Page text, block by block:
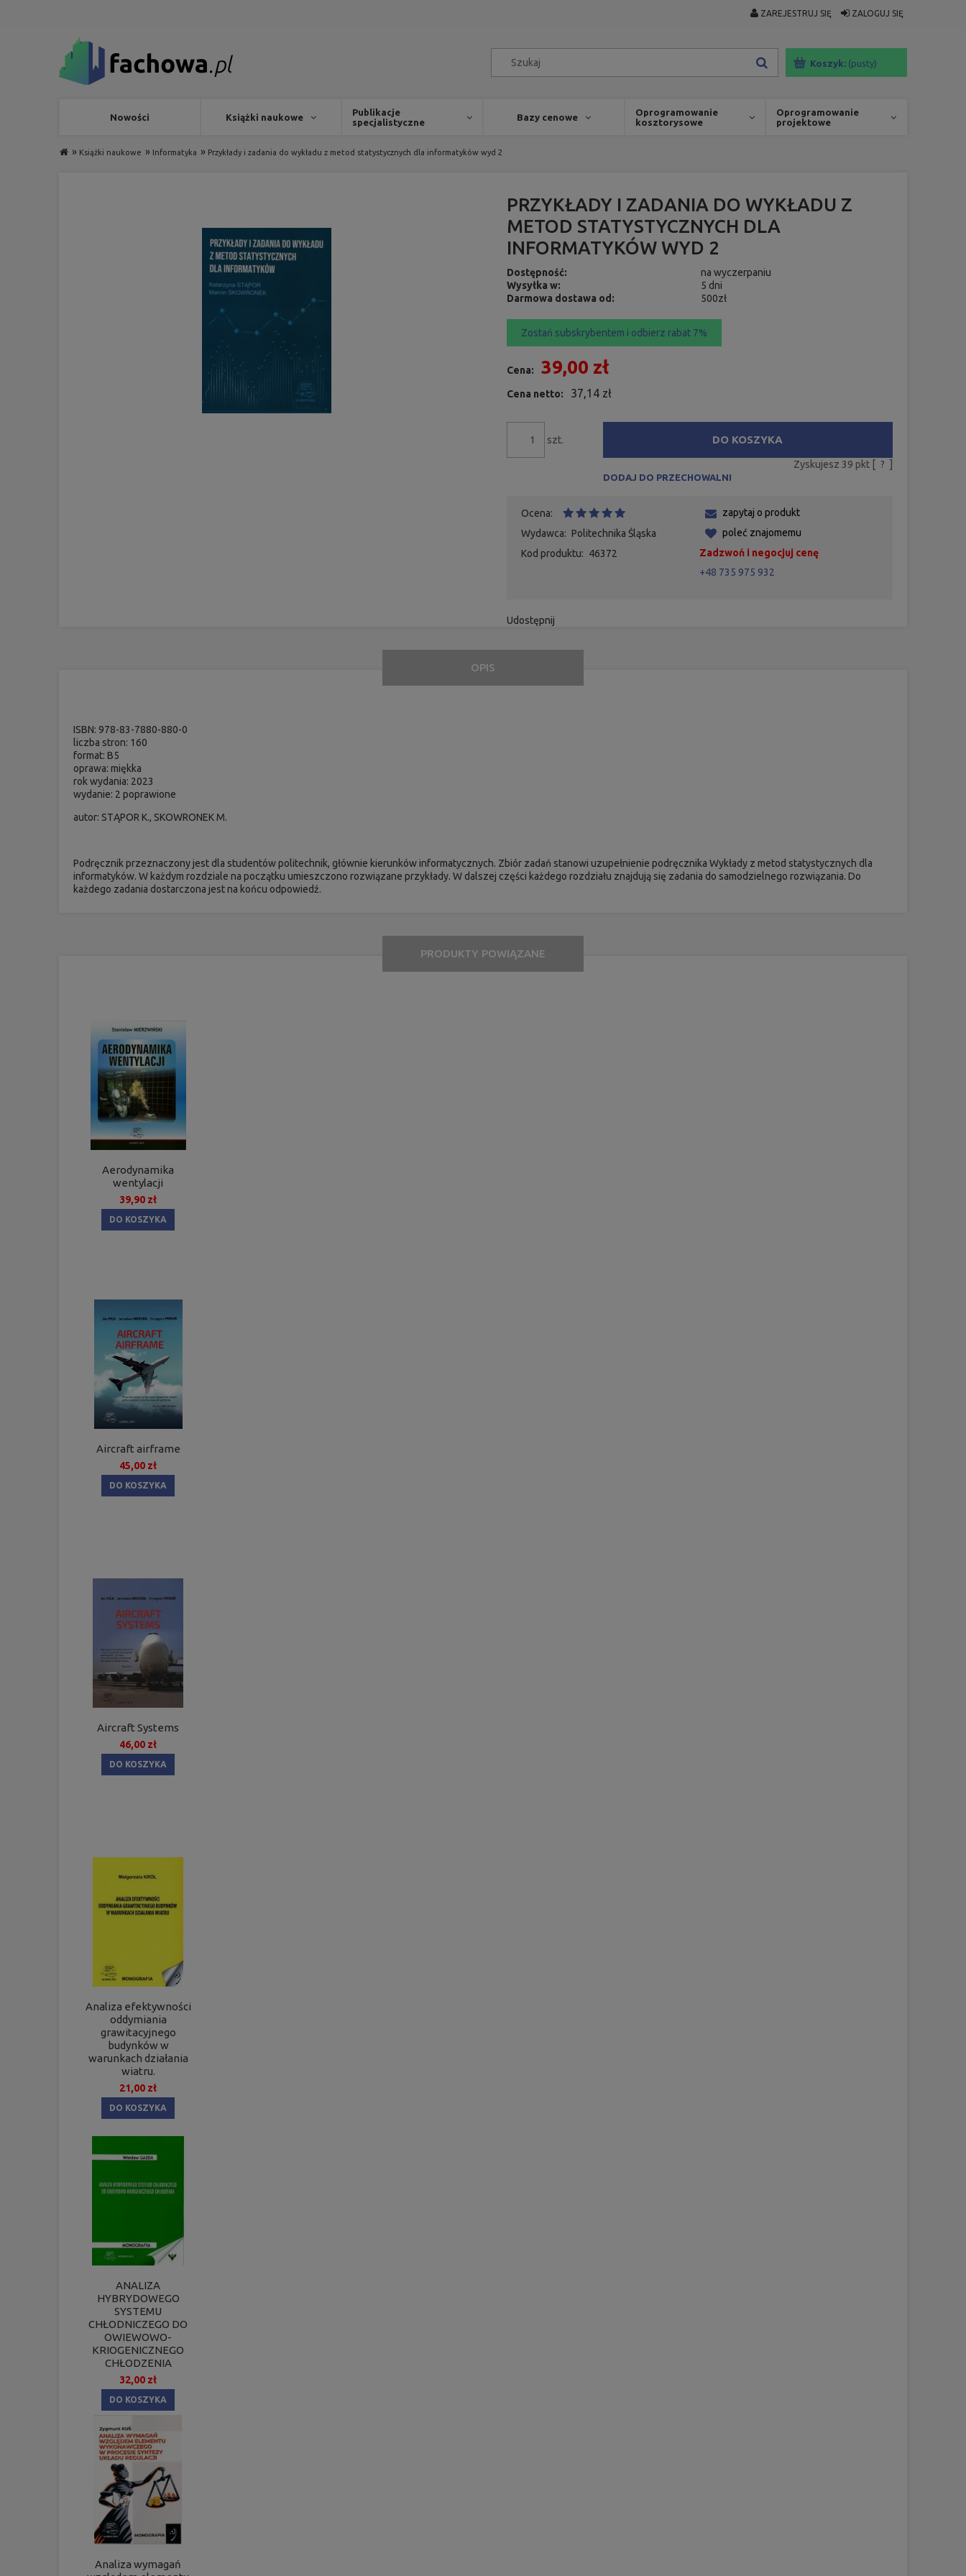
ZAREJESTRUJ SIĘ ZALOGUJ SIĘ
Koszyk: (pusty)
Nowości Książki naukowe
Publikacje
specjalistyczne
Bazy cenowe
Oprogramowanie
kosztorysowe
Oprogramowanie
projektowe
» Książki naukowe » Informatyka » Przykłady i zadania do wykładu z metod statystycznych dla informatyków wyd 2
PRZYKŁADY I ZADANIA DO WYKŁADU Z
METOD STATYSTYCZNYCH DLA
INFORMATYKÓW WYD 2
Dostępność:
na wyczerpaniu
Wysyłka w:
5 dni
Darmowa dostawa od:
500zł
Zostań subskrybentem i odbierz rabat 7%
Cena: 39,00 zł
Cena netto: 37,14 zł
szt. DO KOSZYKA
Zyskujesz 39 pkt [ ?
DODAJ DO PRZECHOWALNI
Ocena:
Wydawca: Politechnika Śląska
Kod produktu: 46372
zapytaj o produkt
poleć znajomemu
Zadzwoń i negocjuj cenę
+48 735 975 932
Udostępnij
OPIS
ISBN: 978-83-7880-880-0
liczba stron: 160
format: B5
oprawa: miękka
rok wydania: 2023
wydanie: 2 poprawione
autor: STĄPOR K., SKOWRONEK M.
Podręcznik przeznaczony jest dla studentów politechnik, głównie kierunków informatycznych. Zbiór zadań stanowi uzupełnienie podręcznika Wykłady z metod statystycznych dla
informatyków. W każdym rozdziale na początku umieszczono rozwiązane przykłady. W dalszej części każdego rozdziału znajdują się zadania do samodzielnego rozwiązania. Do
każdego zadania dostarczona jest na końcu odpowiedź.
PRODUKTY POWIĄZANE
Aerodynamika
wentylacji
39,90 zł
DO KOSZYKA
Aircraft airframe
45,00 zł
DO KOSZYKA
Aircraft Systems
46,00 zł
DO KOSZYKA
Analiza efektywności
oddymiania
grawitacyjnego
budynków w
warunkach działania
wiatru.
21,00 zł
DO KOSZYKA
ANALIZA
HYBRYDOWEGO
SYSTEMU
CHŁODNICZEGO DO
OWIEWOWO-
KRIOGENICZNEGO
CHŁODZENIA
32,00 zł
DO KOSZYKA
Analiza wymagań